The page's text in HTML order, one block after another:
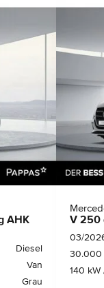
AHK
Diesel
Van
Grau
V 250
03/
30.000
140 kW